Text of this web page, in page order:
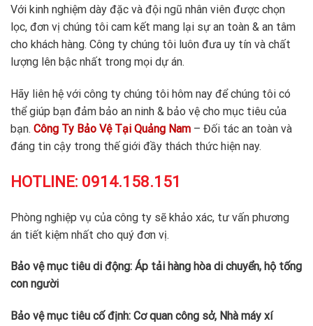
Với kinh nghiệm dày đặc và đội ngũ nhân viên được chọn
lọc, đơn vị chúng tôi cam kết mang lại sự an toàn & an tâm
cho khách hàng. Công ty chúng tôi luôn đưa uy tín và chất
lượng lên bậc nhất trong mọi dự án.
Hãy liên hệ với công ty chúng tôi hôm nay để chúng tôi có
thể giúp bạn đảm bảo an ninh & bảo vệ cho mục tiêu của
bạn. Công Ty Bảo Vệ Tại Quảng Nam – Đối tác an toàn và
đáng tin cậy trong thế giới đầy thách thức hiện nay.
HOTLINE: 0914.158.151
Phòng nghiệp vụ của công ty sẽ khảo xác, tư vấn phương
án tiết kiệm nhất cho quý đơn vị.
Bảo vệ mục tiêu di động: Áp tải hàng hòa di chuyển, hộ tống
con người
Bảo vệ mục tiêu cố định: Cơ quan công sở, Nhà máy xí